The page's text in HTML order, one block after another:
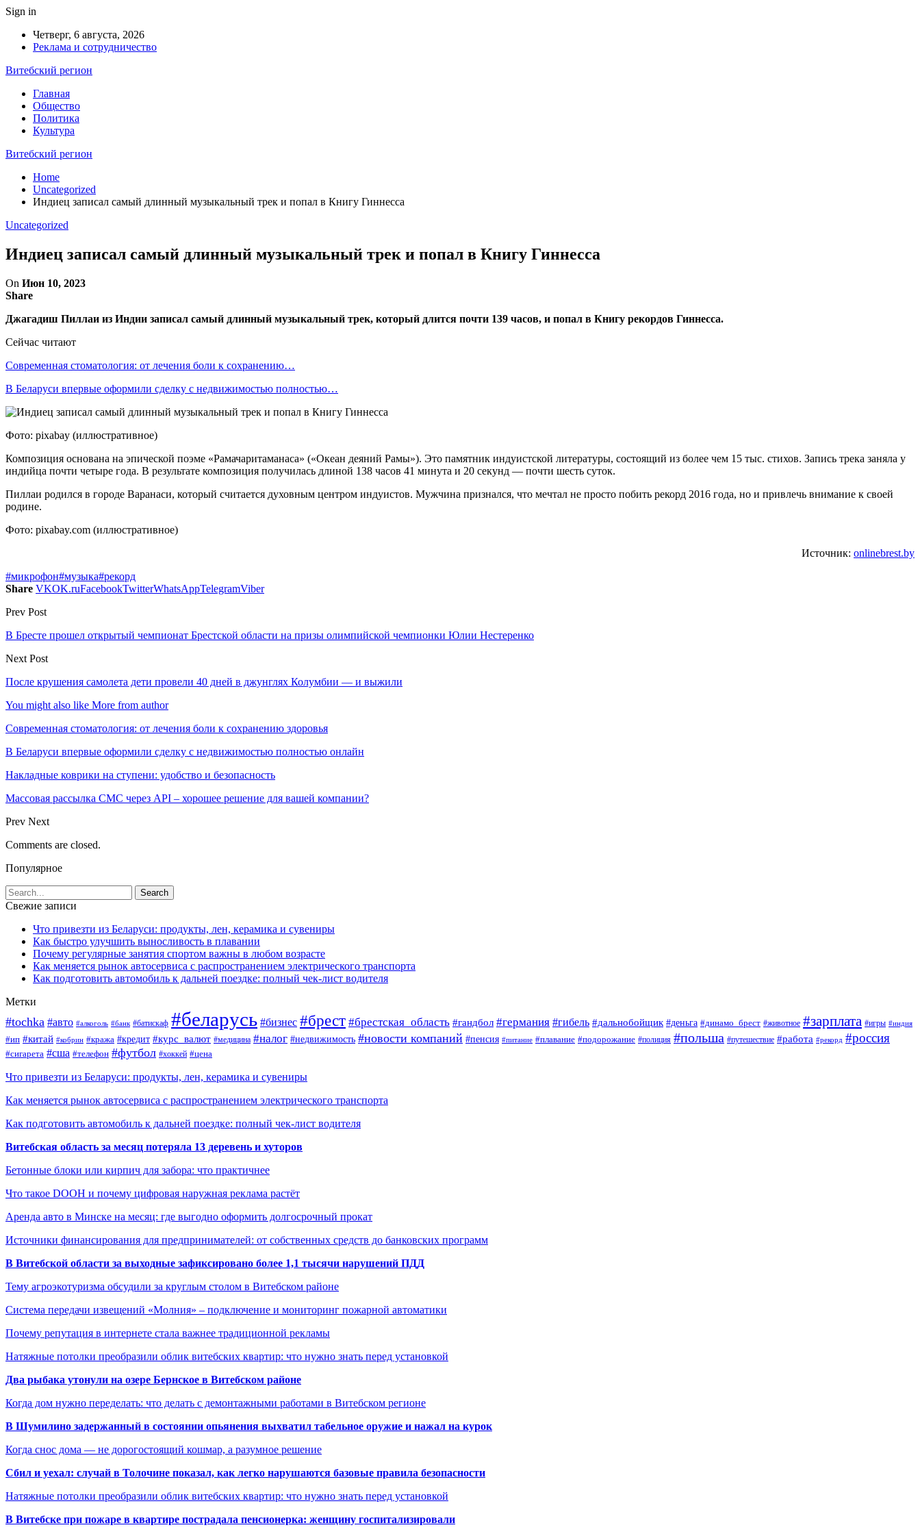
Sign in
Четверг, 6 августа, 2026
Реклама и сотрудничество
Витебский регион
Главная
Общество
Политика
Культура
Витебский регион
Home
Uncategorized
Индиец записал самый длинный музыкальный трек и попал в Книгу Гиннесса
Uncategorized
Индиец записал самый длинный музыкальный трек и попал в Книгу Гиннесса
On Июн 10, 2023
Share
Джагадиш Пиллаи из Индии записал самый длинный музыкальный трек, который длится почти 139 часов, и попал в Книгу рекордов Гиннесса.
Сейчас читают
Современная стоматология: от лечения боли к сохранению…
В Беларуси впервые оформили сделку с недвижимостью полностью…
Фото: pixabay (иллюстративное)
Композиция основана на эпической поэме «Рамачаритаманаса» («Океан деяний Рамы»). Это памятник индуистской литературы, состоящий из более чем 15 тыс. стихов. Запись трека заняла у
индийца почти четыре года. В результате композиция получилась длиной 138 часов 41 минута и 20 секунд — почти шесть суток.
Пиллаи родился в городе Варанаси, который считается духовным центром индуистов. Мужчина признался, что мечтал не просто побить рекорд 2016 года, но и привлечь внимание к своей
родине.
Фото: pixabay.com (иллюстративное)
Источник: onlinebrest.by
#микрофон#музыка#рекорд
Share VKOK.ruFacebookTwitterWhatsAppTelegramViber
Prev Post
В Бресте прошел открытый чемпионат Брестской области на призы олимпийской чемпионки Юлии Нестеренко
Next Post
После крушения самолета дети провели 40 дней в джунглях Колумбии — и выжили
You might also like More from author
Современная стоматология: от лечения боли к сохранению здоровья
В Беларуси впервые оформили сделку с недвижимостью полностью онлайн
Накладные коврики на ступени: удобство и безопасность
Массовая рассылка СМС через API – хорошее решение для вашей компании?
Prev Next
Comments are closed.
Популярное
Свежие записи
Что привезти из Беларуси: продукты, лен, керамика и сувениры
Как быстро улучшить выносливость в плавании
Почему регулярные занятия спортом важны в любом возрасте
Как меняется рынок автосервиса с распространением электрического транспорта
Как подготовить автомобиль к дальней поездке: полный чек-лист водителя
Метки
#tochka #авто #алкоголь #банк #батискаф #беларусь #бизнес #брест #брестская_область #гандбол #германия #гибель #дальнобойщик #деньга #динамо_брест #животное #зарплата #игры #индия
#ип #китай #кобрин #кража #кредит #курс_валют #медицина #налог #недвижимость #новости компаний #пенсия #питание #плавание #подорожание #полиция #польша #путешествие #работа #рекорд #россия
#сигарета #сша #телефон #футбол #хоккей #цена
Что привезти из Беларуси: продукты, лен, керамика и сувениры
Как меняется рынок автосервиса с распространением электрического транспорта
Как подготовить автомобиль к дальней поездке: полный чек-лист водителя
Витебская область за месяц потеряла 13 деревень и хуторов
Бетонные блоки или кирпич для забора: что практичнее
Что такое DOOH и почему цифровая наружная реклама растёт
Аренда авто в Минске на месяц: где выгодно оформить долгосрочный прокат
Источники финансирования для предпринимателей: от собственных средств до банковских программ
В Витебской области за выходные зафиксировано более 1,1 тысячи нарушений ПДД
Тему агроэкотуризма обсудили за круглым столом в Витебском районе
Система передачи извещений «Молния» – подключение и мониторинг пожарной автоматики
Почему репутация в интернете стала важнее традиционной рекламы
Натяжные потолки преобразили облик витебских квартир: что нужно знать перед установкой
Два рыбака утонули на озере Бернское в Витебском районе
Когда дом нужно переделать: что делать с демонтажными работами в Витебском регионе
В Шумилино задержанный в состоянии опьянения выхватил табельное оружие и нажал на курок
Когда снос дома — не дорогостоящий кошмар, а разумное решение
Сбил и уехал: случай в Толочине показал, как легко нарушаются базовые правила безопасности
Натяжные потолки преобразили облик витебских квартир: что нужно знать перед установкой
В Витебске при пожаре в квартире пострадала пенсионерка: женщину госпитализировали